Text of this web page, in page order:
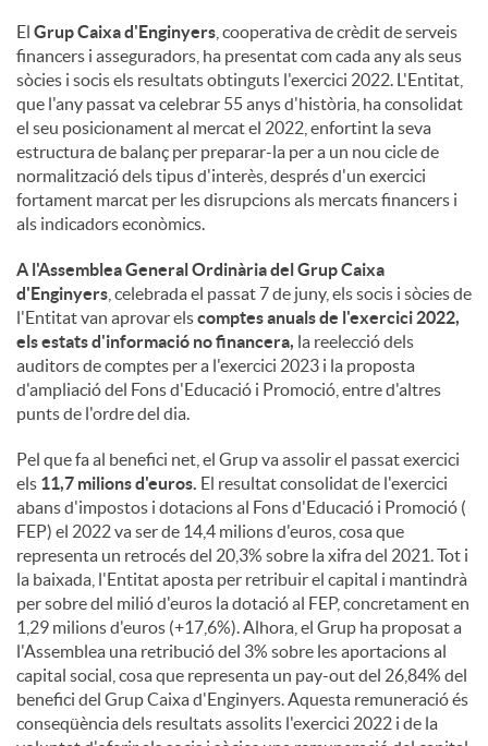
El Grup Caixa d'Enginyers , cooperativa de crèdit de serveis
financers i asseguradors, ha presentat com cada any als seus
sòcies i socis els resultats obtinguts l'exercici 2022. L'Entitat,
que l'any passat va celebrar 55 anys d'història, ha consolidat
el seu posicionament al mercat el 2022, enfortint la seva
estructura de balanç per preparar-la per a un nou cicle de
normalització dels tipus d'interès, després d'un exercici
fortament marcat per les disrupcions als mercats financers i
als indicadors econòmics.
A l'Assemblea General Ordinària del Grup Caixa
d'Enginyers , celebrada el passat 7 de juny, els socis i sòcies de
l'Entitat van aprovar elscomptes anuals de l'exercici 2022,
els estats d'informació no financera, la reelecció dels
auditors de comptes per a l'exercici 2023 i la proposta
d'ampliació del Fons d'Educació i Promoció, entre d'altres
punts de l'ordre del dia.
Pel que fa al benefici net, el Grup va assolir el passat exercici
els 11,7 milions d'euros. El resultat consolidat de l'exercici
abans d'impostos i dotacions al Fons d'Educació i Promoció (
FEP) el 2022 va ser de 14,4 milions d'euros, cosa que
representa un retrocés del 20,3% sobre la xifra del 2021. Tot i
la baixada, l'Entitat aposta per retribuir el capital i mantindrà
per sobre del milió d'euros la dotació al FEP, concretament en
1,29 milions d'euros (+17,6%). Alhora, el Grup ha proposat a
l'Assemblea una retribució del 3% sobre les aportacions al
capital social, cosa que representa un pay-out del 26,84% del
benefici del Grup Caixa d'Enginyers. Aquesta remuneració és
conseqüència dels resultats assolits l'exercici 2022 i de la